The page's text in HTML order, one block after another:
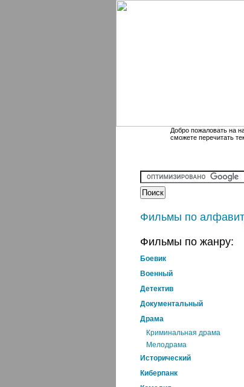
Добро пожаловать на
сможете перечитать
Фильмы по
Фильмы по жанру:
Боевик
Военный
Детектив
Документальный
Драма
Криминальная драма
Мелодрама
Исторический
Киберпанк